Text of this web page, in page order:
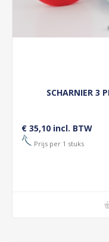
SCHARNIER 3
€ 35,10 incl. BTW
Prijs per 1 stuks